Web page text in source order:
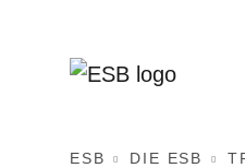
ESB DIE ESB